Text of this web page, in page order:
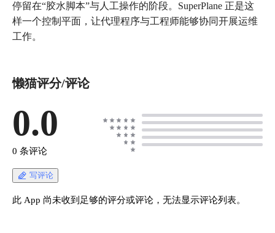
停留在“胶水脚本”与人工操作的阶段。SuperPlane 正是这
样一个控制平面，让代理程序与工程师能够协同开展运维
工作。
懒猫评分/评论
0.0
0 条评论
写评论
此 App 尚未收到足够的评分或评论，无法显示评论列表。